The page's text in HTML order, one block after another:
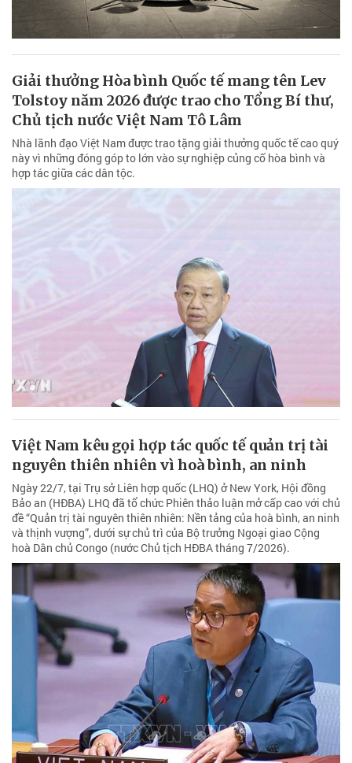
Giải thưởng Hòa bình Quốc tế mang tên Lev
Tolstoy năm 2026 được trao cho Tổng Bí thư,
Chủ tịch nước Việt Nam Tô Lâm
Nhà lãnh đạo Việt Nam được trao tặng giải thưởng quốc tế cao quý
này vì những đóng góp to lớn vào sự nghiệp củng cố hòa bình và
hợp tác giữa các dân tộc.
Việt Nam kêu gọi hợp tác quốc tế quản trị tài
nguyên thiên nhiên vì hoà bình, an ninh
Ngày 22/7, tại Trụ sở Liên hợp quốc (LHQ) ở New York, Hội đồng
Bảo an (HĐBA) LHQ đã tổ chức Phiên thảo luận mở cấp cao với chủ
đề “Quản trị tài nguyên thiên nhiên: Nền tảng của hoà bình, an ninh
và thịnh vượng”, dưới sự chủ trì của Bộ trưởng Ngoại giao Cộng
hoà Dân chủ Congo (nước Chủ tịch HĐBA tháng 7/2026).